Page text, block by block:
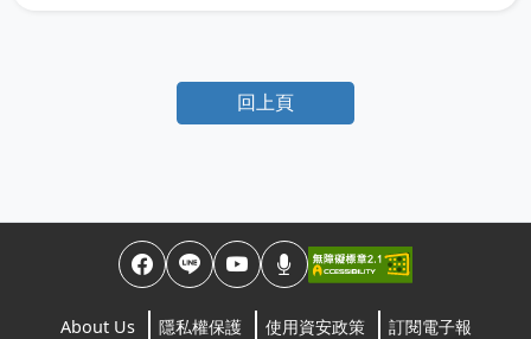
回上頁
About Us 隱私權保護 使用資安政策 訂閱電子報